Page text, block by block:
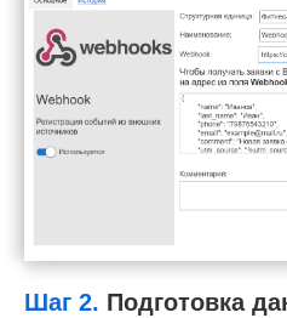
Шаг 2. Подготовка